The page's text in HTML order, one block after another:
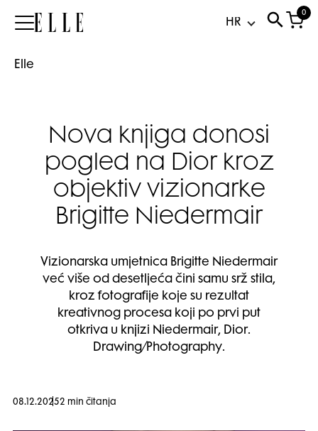
Elle
0
Elle
Nova knjiga donosi
pogled na Dior kroz
objektiv vizionarke
Brigitte Niedermair
Vizionarska umjetnica Brigitte Niedermair
već više od desetljeća čini samu srž stila,
kroz fotografije koje su rezultat
kreativnog procesa koji po prvi put
otkriva u knjizi Niedermair, Dior.
Drawing/Photography.
08.12.20252 min čitanja